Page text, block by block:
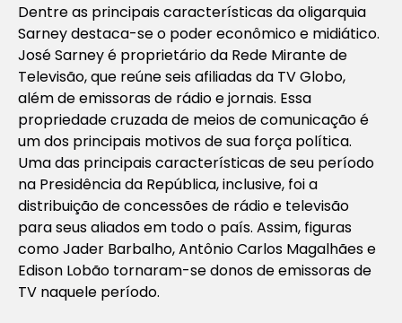
Dentre as principais características da oligarquia
Sarney destaca-se o poder econômico e midiático.
José Sarney é proprietário da Rede Mirante de
Televisão, que reúne seis afiliadas da TV Globo,
além de emissoras de rádio e jornais. Essa
propriedade cruzada de meios de comunicação é
um dos principais motivos de sua força política.
Uma das principais características de seu período
na Presidência da República, inclusive, foi a
distribuição de concessões de rádio e televisão
para seus aliados em todo o país. Assim, figuras
como Jader Barbalho, Antônio Carlos Magalhães e
Edison Lobão tornaram-se donos de emissoras de
TV naquele período.